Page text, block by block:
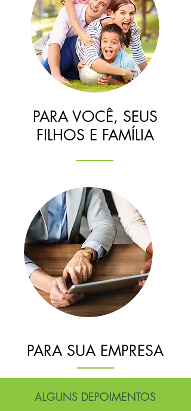
PARA VOCÊ, SEUS
FILHOS E FAMÍLIA
PARA SUA EMPRESA
ALGUNS DEPOIMENTOS